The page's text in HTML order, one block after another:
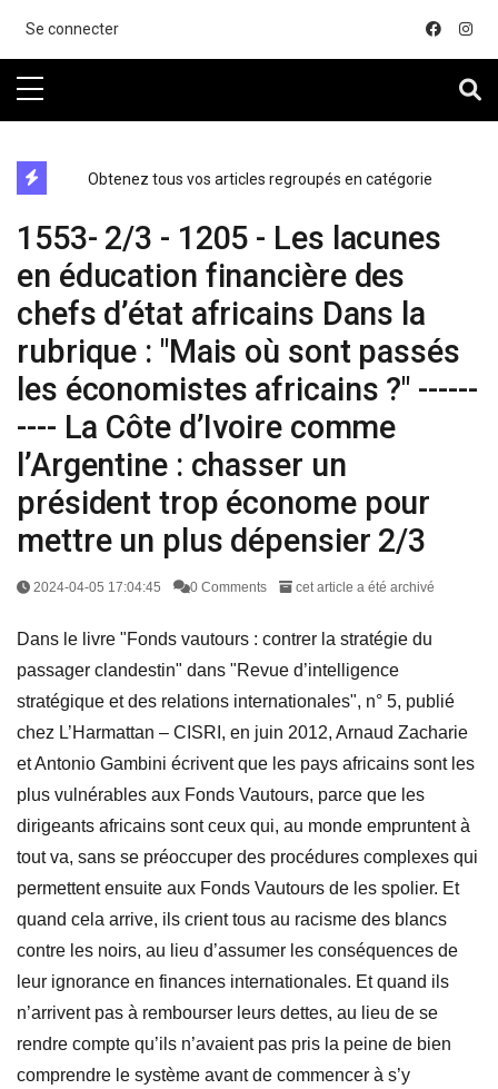
Se connecter
Obtenez tous vos articles regroupés en catégorie
1553- 2/3 - 1205 - Les lacunes
en éducation financière des
chefs d’état africains Dans la
rubrique : "Mais où sont passés
les économistes africains ?" ------
---- La Côte d’Ivoire comme
l’Argentine : chasser un
président trop économe pour
mettre un plus dépensier 2/3
2024-04-05 17:04:45 0 Comments cet article a été archivé
Dans le livre "Fonds vautours : contrer la stratégie du
passager clandestin" dans "Revue d’intelligence
stratégique et des relations internationales", n° 5, publié
chez L’Harmattan – CISRI, en juin 2012, Arnaud Zacharie
et Antonio Gambini écrivent que les pays africains sont les
plus vulnérables aux Fonds Vautours, parce que les
dirigeants africains sont ceux qui, au monde empruntent à
tout va, sans se préoccuper des procédures complexes qui
permettent ensuite aux Fonds Vautours de les spolier. Et
quand cela arrive, ils crient tous au racisme des blancs
contre les noirs, au lieu d’assumer les conséquences de
leur ignorance en finances internationales. Et quand ils
n’arrivent pas à rembourser leurs dettes, au lieu de se
rendre compte qu’ils n’avaient pas pris la peine de bien
comprendre le système avant de commencer à s’y